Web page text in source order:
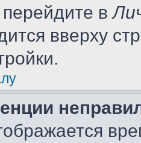
перейдите в
вверху